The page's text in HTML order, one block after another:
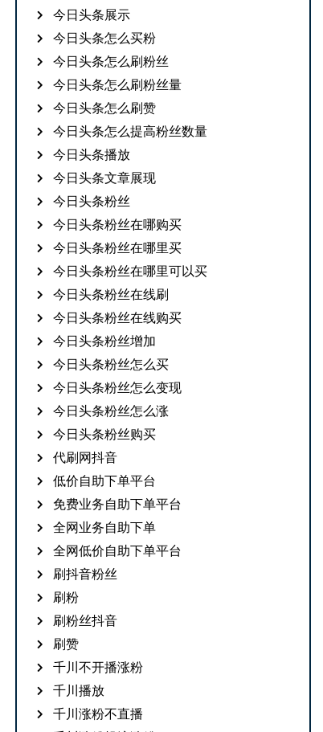
今日头条展示
今日头条怎么买粉
今日头条怎么刷粉丝
今日头条怎么刷粉丝量
今日头条怎么刷赞
今日头条怎么提高粉丝数量
今日头条播放
今日头条文章展现
今日头条粉丝
今日头条粉丝在哪购买
今日头条粉丝在哪里买
今日头条粉丝在哪里可以买
今日头条粉丝在线刷
今日头条粉丝在线购买
今日头条粉丝增加
今日头条粉丝怎么买
今日头条粉丝怎么变现
今日头条粉丝怎么涨
今日头条粉丝购买
代刷网抖音
低价自助下单平台
免费业务自助下单平台
全网业务自助下单
全网低价自助下单平台
刷抖音粉丝
刷粉
刷粉丝抖音
刷赞
千川不开播涨粉
千川播放
千川涨粉不直播